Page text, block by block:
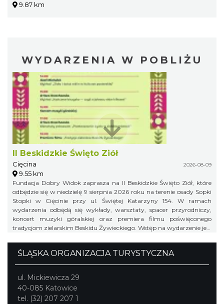
9.87 km
WYDARZENIA W POBLIŻU
II Beskidzkie Święto Ziół
Cięcina 2026-08-09
9.55 km
Fundacja Dobry Widok zaprasza na II Beskidzkie Święto Ziół, które
odbędzie się w niedzielę 9 sierpnia 2026 roku na terenie osady Sopki
Stopki w Cięcinie przy ul. Świętej Katarzyny 154. W ramach
wydarzenia odbędą się wykłady, warsztaty, spacer przyrodniczy,
koncert muzyki góralskiej oraz premiera filmu poświęconego
tradycjom zielarskim Beskidu Żywieckiego. Wstęp na wydarzenie jest
ŚLĄSKA ORGANIZACJA TURYSTYCZNA
ul. Mickiewicza 29
40-085 Katowice
tel. (32) 207 207 1